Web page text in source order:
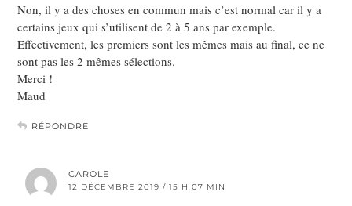
Non, il y a des choses en commun mais c’est normal car il y a
certains jeux qui s’utilisent de 2 à 5 ans par exemple.
Effectivement, les premiers sont les mêmes mais au final, ce ne
sont pas les 2 mêmes sélections.
Merci !
Maud
RÉPONDRE
CAROLE
12 DÉCEMBRE 2019 / 15 H 07 MIN